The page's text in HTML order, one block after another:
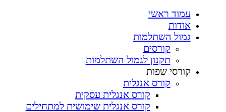
עמוד ראשי
אודות
גמול השתלמות
קורסים
תקנון לגמול השתלמות
קורסי שפות
קורס אנגלית
קורס אנגלית עסקית
קורס אנגלית שימושית למתחילים